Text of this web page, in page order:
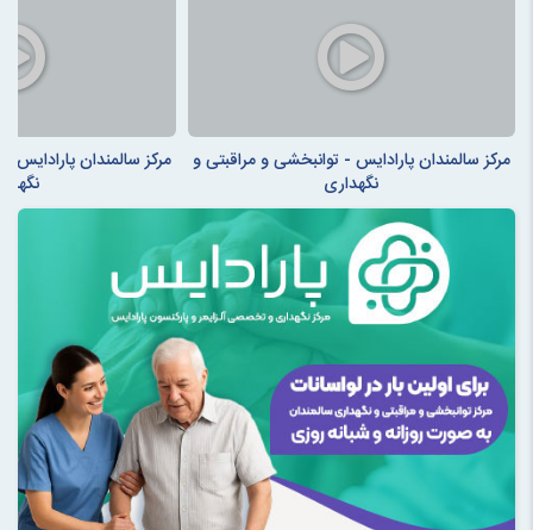
مرکز سالمندان پارادایس - توانبخشی و مراقبتی و
نگهداری
مرکز سالمندان پارادایس